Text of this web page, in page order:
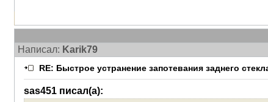
Написал: Karik79
RE: Быстрое устранение запотевания заднего
sas451 писал(а):